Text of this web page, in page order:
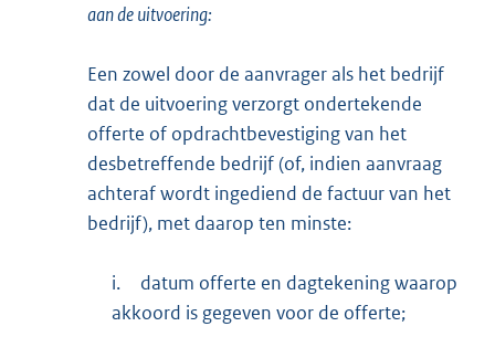
aan de uitvoering:
Een zowel door de aanvrager als het bedrijf
dat de uitvoering verzorgt ondertekende
offerte of opdrachtbevestiging van het
desbetreffende bedrijf (of, indien aanvraag
achteraf wordt ingediend de factuur van het
bedrijf), met daarop ten minste:
i.
datum offerte en dagtekening waarop
akkoord is gegeven voor de offerte;